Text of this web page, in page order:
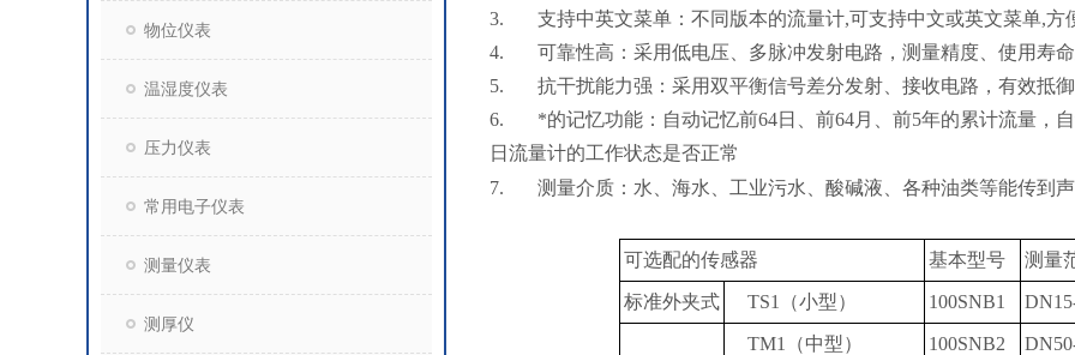
物位仪表
温湿度仪表
压力仪表
常用电子仪表
测量仪表
测厚仪
3. 支持中英文菜单：不同版本的流量计,可支持中文或英文菜单,方
4. 可靠性高：采用低电压、多脉冲发射电路，测量精度、使用寿
5. 抗干扰能力强：采用双平衡信号差分发射、接收电路，有效抵
6. *的记忆功能：自动记忆前64日、前64月、前5年的累计流量，
日流量计的工作状态是否正常
7. 测量介质：水、海水、工业污水、酸碱液、各种油类等能传到
可选配的传感器 基本型号 测量
标准外夹式 TS1（小型） 100SNB1 DN15
TM1（中型） 100SNB2 DN50